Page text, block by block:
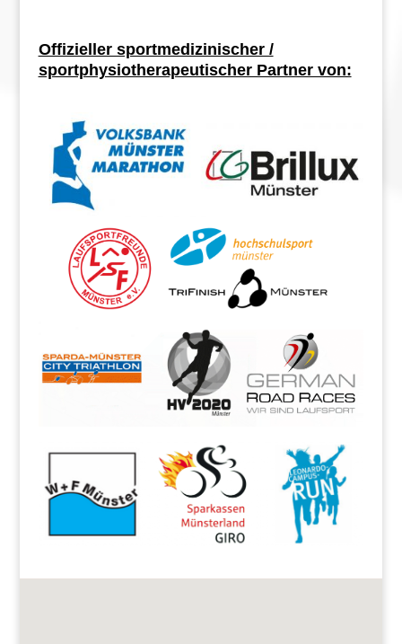
Offizieller sportmedizinischer /
sportphysiotherapeutischer Partner von: